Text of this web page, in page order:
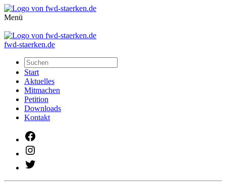
Menü
fwd-staerken.de
Start
Aktuelles
Mitmachen
Petition
Downloads
Kontakt